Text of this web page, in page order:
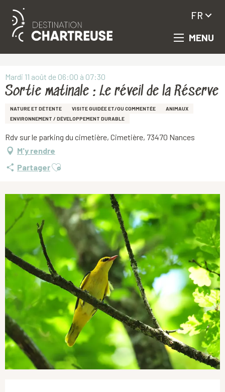
Aller
principal
MENU
FR
Mardi 11 août de 06:00 à 07:30
Sortie matinale : Le réveil de la Réserve
NATURE ET DÉTENTE VISITE GUIDÉE ET/OU COMMENTÉE
ANIMAUX
ENVIRONNEMENT / DÉVELOPPEMENT DURABLE
Rdv sur le parking du cimetière, Cimetière, 73470 Nances
M'y rendre
PartagerAjouter aux favoris